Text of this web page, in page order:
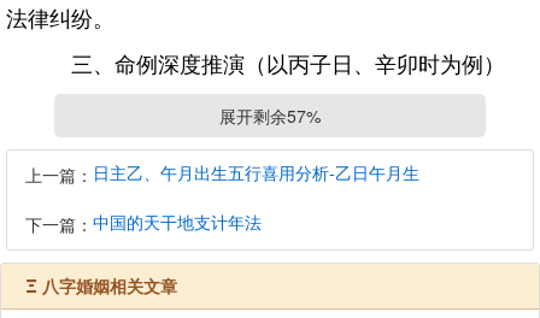
法律纠纷。
三、命例深度推演（以丙子日、辛卯时为例）
干支作用细析：
子卯刑为“无礼之刑”，易因情感失序引发冲突，
如三角关系、背弃礼俗。
丙辛合为“威制之合”，辛为丙之正财（男命妻
星），表面有情义，但地支刑破，暗示婚姻关系外强中
干，内部煎熬。
展开剩余57%
上一篇： 日主乙、午月出生五行喜用分析-乙日午月生
下一篇： 中国的天干地支计年法
Ξ 八字婚姻相关文章